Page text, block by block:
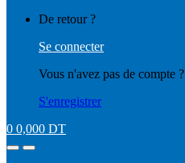
De retour ?
Se connecter
Vous n'avez pas de compte ?
S'enregistrer
0 0,000 DT